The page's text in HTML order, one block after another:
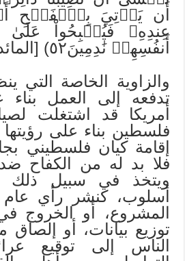
أَن يَأۡتِيَ
عِندِهِۦ فَيُصۡبِحُواْ
أَنفُسِهِمۡ نَٰدِمِينَ٥٢) [المائدة،52]، وهكذا.
والزاوية الخاصة التي
تدفعه إلى العمل بناء
أمريكا قد اشتغلت
فلسطين بناء على
إقامة كيان فلسطيني
فلا بد له من الكفاح
ويتخذ في سبيل
أسلوب، كنشر رأي
المشروع، أو الخروج
توزيع بيانات، أو
الناس إلى توقيع